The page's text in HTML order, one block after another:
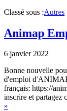
Classé sous :Autres
Animap
6 janvier 2022
Bonne nouvelle
d'emploi
français: https://
inscrire et partagez
»